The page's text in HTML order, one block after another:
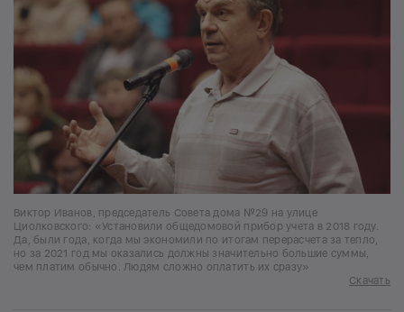
Виктор Иванов, председатель Совета дома №29 на улице
Циолковского: «Установили общедомовой прибор учета в 2018 году.
Да, были года, когда мы экономили по итогам перерасчета за тепло,
но за 2021 год мы оказались должны значительно большие суммы,
чем платим обычно. Людям сложно оплатить их сразу»
Скачать